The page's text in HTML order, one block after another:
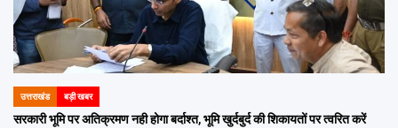
POSTED
IN
उत्तराखंड बड़ी खबर
सरकारी भूमि पर अतिक्रमण नही होगा बर्दाश्त, भूमि खुर्दबुर्द की शिकायतों पर त्वरित करें